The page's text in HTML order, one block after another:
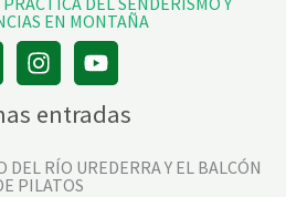
entradas
DEL RÍO UREDERRA Y EL BALCÓN
PILATOS